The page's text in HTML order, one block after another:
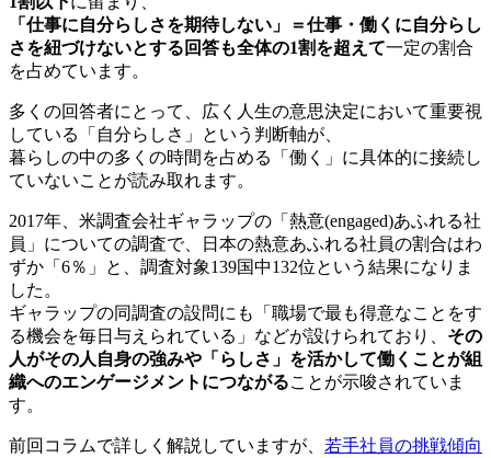
「仕事に自分らしさを期待しない」＝仕事・働くに自分らし
さを紐づけないとする回答も全体の1割を超えて一定の割合
を占めています。
多くの回答者にとって、広く人生の意思決定において重要視
している「自分らしさ」という判断軸が、
暮らしの中の多くの時間を占める「働く」に具体的に接続し
ていないことが読み取れます。
2017年、米調査会社ギャラップの「熱意(engaged)あふれる社
員」についての調査で、日本の熱意あふれる社員の割合はわ
ずか「6％」と、調査対象139国中132位という結果になりま
した。
ギャラップの同調査の設問にも「職場で最も得意なことをす
る機会を毎日与えられている」などが設けられており、 その
人がその人自身の強みや「らしさ」を活かして働くことが組
織へのエンゲージメントにつながることが示唆されていま
す。
前回コラムで詳しく解説していますが、 若手社員の挑戦傾向